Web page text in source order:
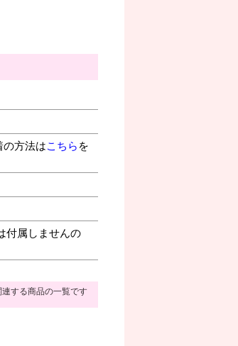
方法はこちら を
付属しませんの
する商品の一覧です